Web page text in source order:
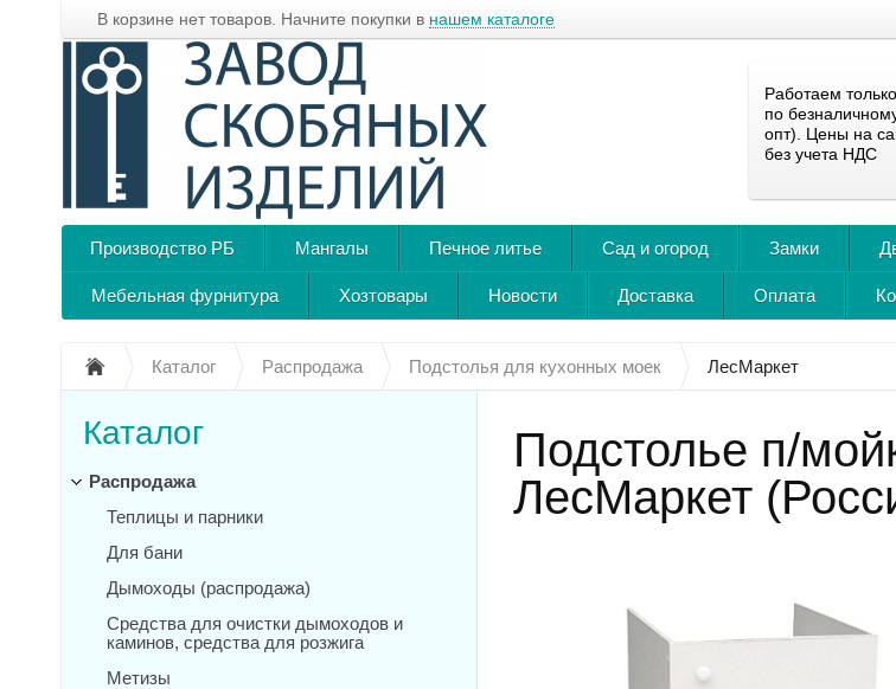
В корзине нет товаров. Начните покупки в нашем каталоге
Работаем
по
опт). Цены на
без учета НДС
Производство РБ Мангалы Печное литье Сад и огород Замки
Мебельная фурнитура Хозтовары Новости Доставка Оплата
Каталог Распродажа Подстолья для кухонных моек ЛесМаркет
Подстолье п/
ЛесМаркет
Каталог
Распродажа
Теплицы и парники
Для бани
Дымоходы (распродажа)
Средства для очистки дымоходов и
каминов, средства для розжига
Метизы